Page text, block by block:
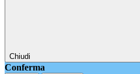
Chiudi
Conferma